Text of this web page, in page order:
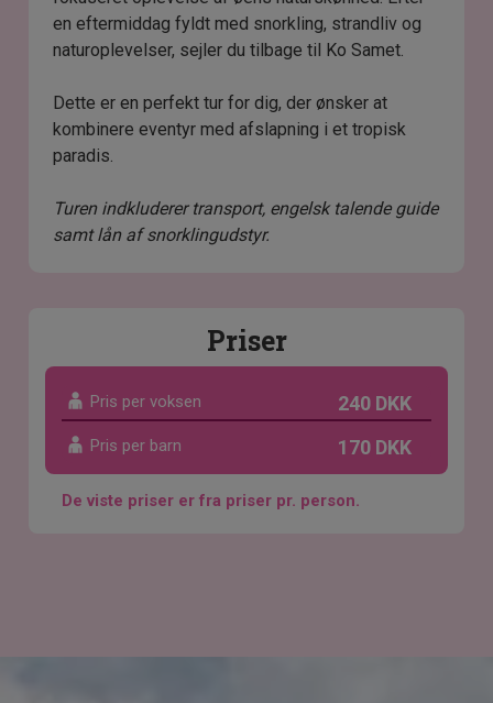
en eftermiddag fyldt med snorkling, strandliv og
naturoplevelser, sejler du tilbage til Ko Samet.
Dette er en perfekt tur for dig, der ønsker at
kombinere eventyr med afslapning i et tropisk
paradis.
Turen indkluderer transport, engelsk talende guide
samt lån af snorklingudstyr.
Priser
Pris per voksen 240 DKK
Pris per barn 170 DKK
De viste priser er fra priser pr. person.